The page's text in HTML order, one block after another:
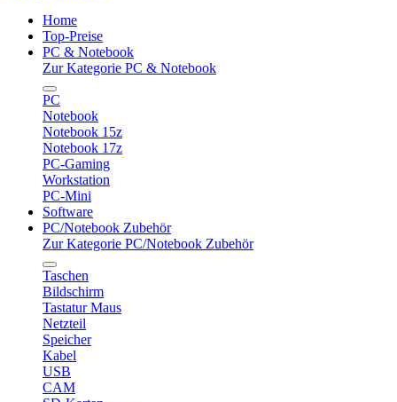
Home
Top-Preise
PC & Notebook
Zur Kategorie PC & Notebook
PC
Notebook
Notebook 15z
Notebook 17z
PC-Gaming
Workstation
PC-Mini
Software
PC/Notebook Zubehör
Zur Kategorie PC/Notebook Zubehör
Taschen
Bildschirm
Tastatur Maus
Netzteil
Speicher
Kabel
USB
CAM